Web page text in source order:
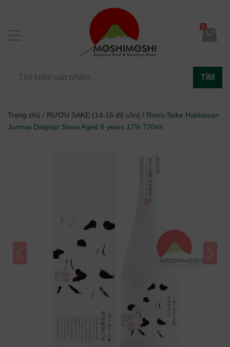
TÌM
0
Trang chủ / RƯỢU SAKE (14-15 độ cồn) / Rượu Sake Hakkaisan
Junmai Daiginjo Snow Aged 8 years 17% 720ml